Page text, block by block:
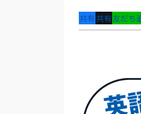
共有共有友だち